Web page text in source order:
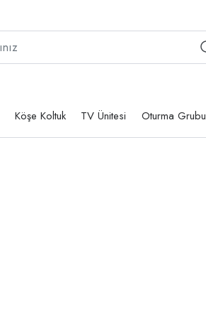
Köşe Koltuk TV Ünitesi Oturma Grubu